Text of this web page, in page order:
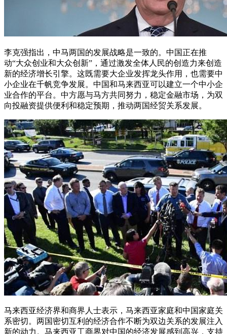
李克强指出，中马两国的发展战略是一致的。中国正在推
动“大众创业和大众创新”，通过激发全体人民的创造力来创造
新的经济增长引擎。这既需要大企业发挥龙头作用，也需要中
小企业在千帆竞争发展。中国和马来西亚可以建立一个中小企
业合作的平台。中方愿与马方共同努力，稳定金融市场，为双
向投融资提供便利和稳定预期，推动两国经贸关系发展。
马来西亚经济界和商界人士表示，马来西亚家庭和中国家庭关
系密切。两国密切互利的经济合作不断为双边关系的发展注入
新的动力。马来西亚工商界对中国的经济发展感到高兴，支持